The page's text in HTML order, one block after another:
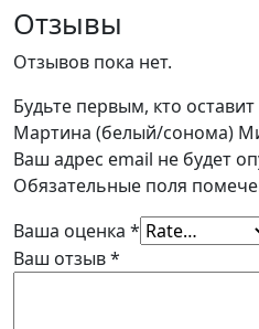
Отзывы
Отзывов пока нет.
Будьте первым, кто
Мартина (белый/сонома)
Ваш адрес email не будет
Обязательные поля
Ваша оценка *
Ваш отзыв*